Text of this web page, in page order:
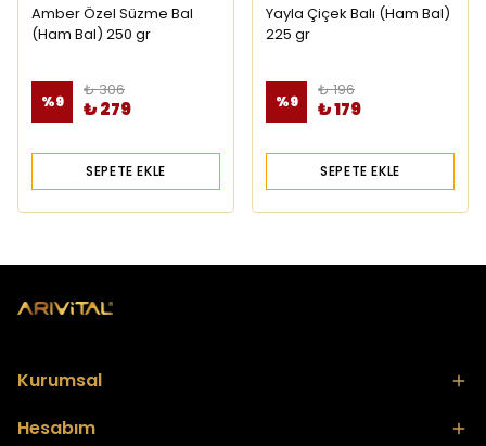
Amber Özel Süzme Bal
(Ham Bal) 250 gr
%9
₺ 306
₺ 279
SEPETE EKLE
Yayla Çiçek Balı (Ham Bal)
225 gr
%9
₺ 196
₺ 179
SEPETE EKLE
Kurumsal
Hesabım